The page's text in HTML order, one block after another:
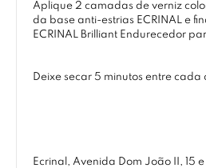
Aplique 2 camadas de verniz
da base anti-estrias ECRINAL e
ECRINAL Brilliant Endurecedor
Deixe secar 5 minutos entre cada
Ecrinal, Avenida Dom João II, 15